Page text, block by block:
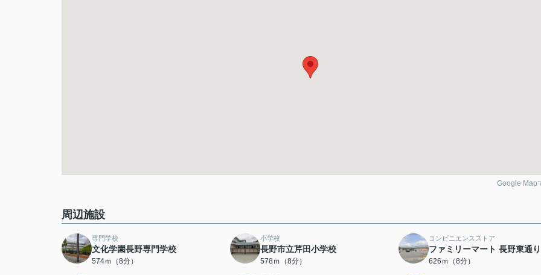
Google Map
周辺施設
専門学校
文化学園長野専門学校
574ｍ（8分）
小学校
長野市立芹田小学校
578ｍ（8分）
コンビニエンスストア
ファミリーマート 長野東通
626ｍ（8分）